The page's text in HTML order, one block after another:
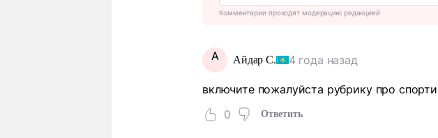
Комментарии проходят модерацию редакцией
А Айдар С. 4 года назад
включите пожалуйста рубрику про
0
Ответить